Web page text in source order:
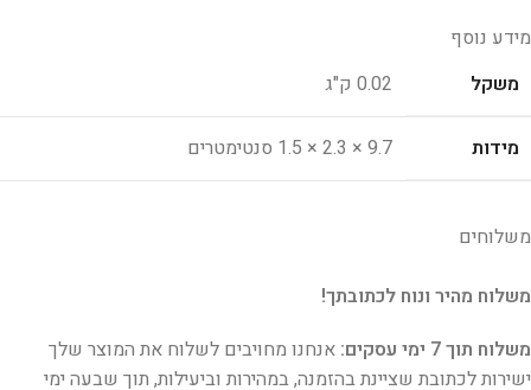
מידע נוסף
משקל
0.02 ק"ג
מידות 9.7 × 2.3 × 1.5 סנטימטרים
משלוחים
משלוח מהיר ונוח לכתובתך!
משלוח תוך 7 ימי עסקים:
אנחנו מחויבים לשלוח את המוצר שלך
ישירות לכתובת שציינת בהזמנה, במהירות וביעילות, תוך שבעה ימי